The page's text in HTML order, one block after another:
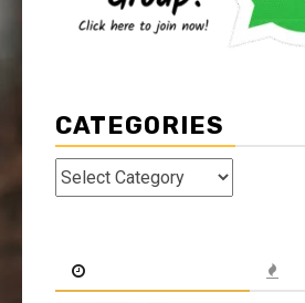
CATEGORIES
Categories